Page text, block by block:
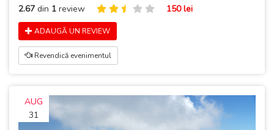
2.67 din 1 review 150 lei
ADAUGĂ UN REVIEW
Revendică evenimentul
AUG
31